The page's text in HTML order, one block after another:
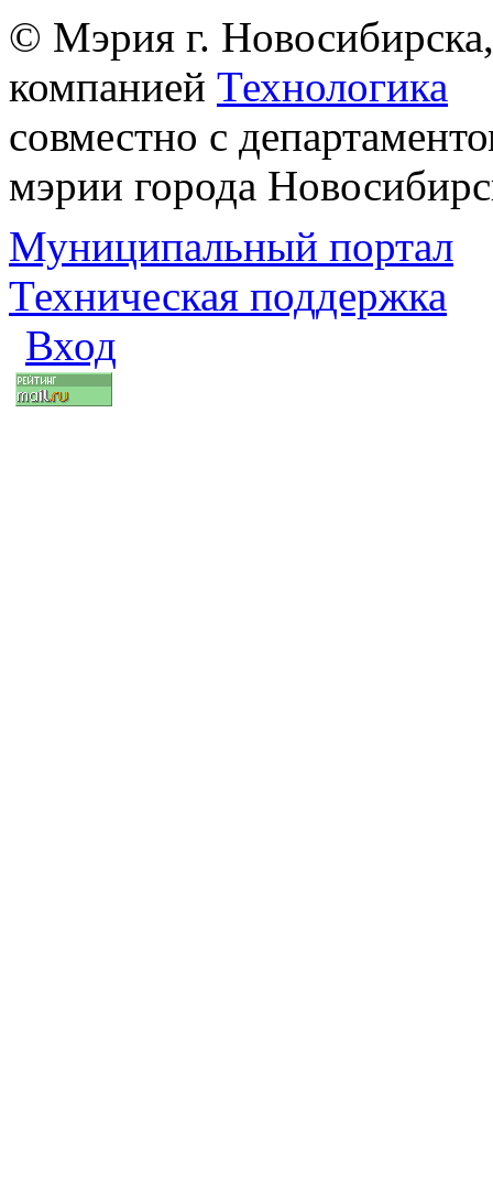
© Мэрия г.
компанией Технологика
совместно с
мэрии города
Муниципальный портал
Техническая поддержка
Вход